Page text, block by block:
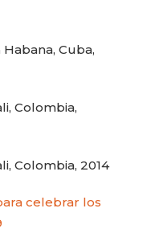
Cuba,
Colombia,
Colombia, 2014
celebrar los